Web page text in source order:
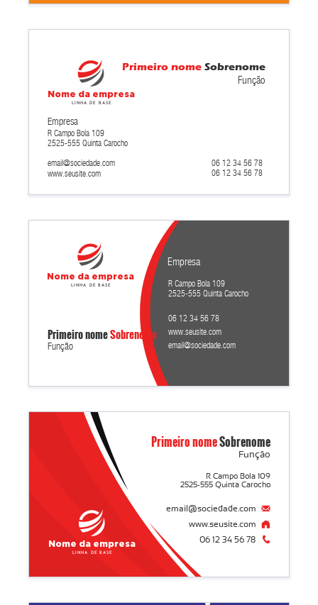
www.seusite.com
06 12 34 56 78
06 12 34 56 78
email@sociedade.com
R Campo Bola 109
2525-555 Quinta Carocho
Empresa
Função
Primeiro nomeSobrenome
Nome da empresa
Linha de base
Função
Primeiro nomeSobrenome
email@sociedade.com
06 12 34 56 78
www.seusite.com
Empresa
R Campo Bola 109
2525-555 Quinta Carocho
Nome da empresa
Linha de base
06 12 34 56 78
www.seusite.com
email@sociedade.com
Função
R Campo Bola 109
2525-555 Quinta Carocho
Primeiro nomeSobrenome
Nome da empresa
Linha de base